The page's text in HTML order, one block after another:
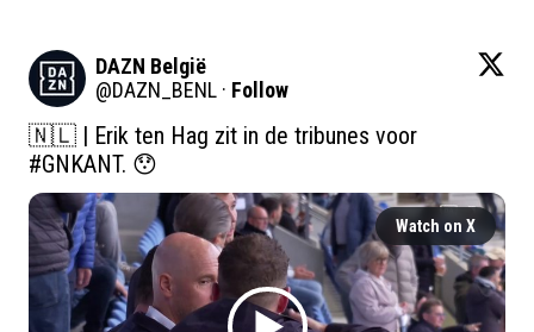
DAZN België
@DAZN_BENL · Follow
#GNKANT. 😯
Watch on X